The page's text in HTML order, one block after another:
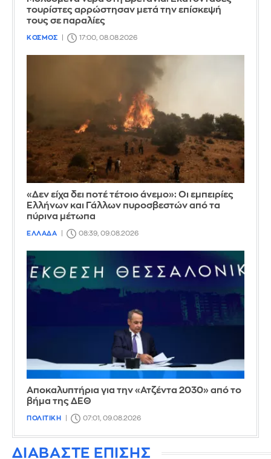
τουρίστες αρρώστησαν μετά την επίσκεψή
τους σε παραλίες
ΚΟΣΜΟΣ 17:00, 08.08.2026
«Δεν είχα δει ποτέ τέτοιο άνεμο»: Οι εμπειρίες
Ελλήνων και Γάλλων πυροσβεστών από τα
πύρινα μέτωπα
ΕΛΛΑΔΑ 08:39, 09.08.2026
Αποκαλυπτήρια για την «Ατζέντα 2030» από το
βήμα της ΔΕΘ
ΠΟΛΙΤΙΚΗ 07:01, 09.08.2026
ΔΙΑΒΑΣΤΕ ΕΠΙΣΗΣ